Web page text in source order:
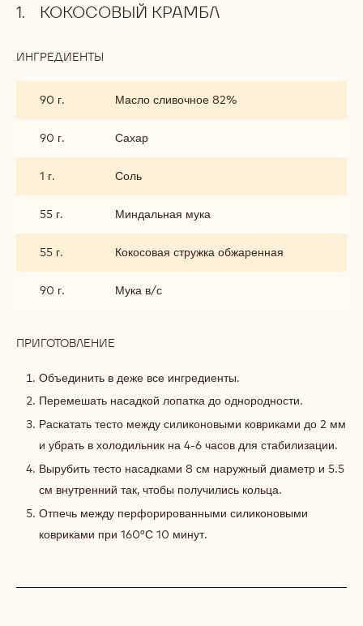
КОКОСОВЫЙ КРАМБЛ
ИНГРЕДИЕНТЫ
90 г.
Масло сливочное 82%
90 г. Сахар
1 г. Соль
55 г. Миндальная мука
55 г. Кокосовая стружка обжаренная
90 г. Мука в/с
ПРИГОТОВЛЕНИЕ
КРАМБЛ
Объединить в деже все ингредиенты.
Перемешать насадкой лопатка до однородности.
Раскатать тесто между силиконовыми ковриками до 2 мм
и убрать в холодильник на 4-6 часов для стабилизации.
Вырубить тесто насадками 8 см наружный диаметр и 5.5
см внутренний так, чтобы получились кольца.
Отпечь между перфорированными силиконовыми
ковриками при 160°С 10 минут.